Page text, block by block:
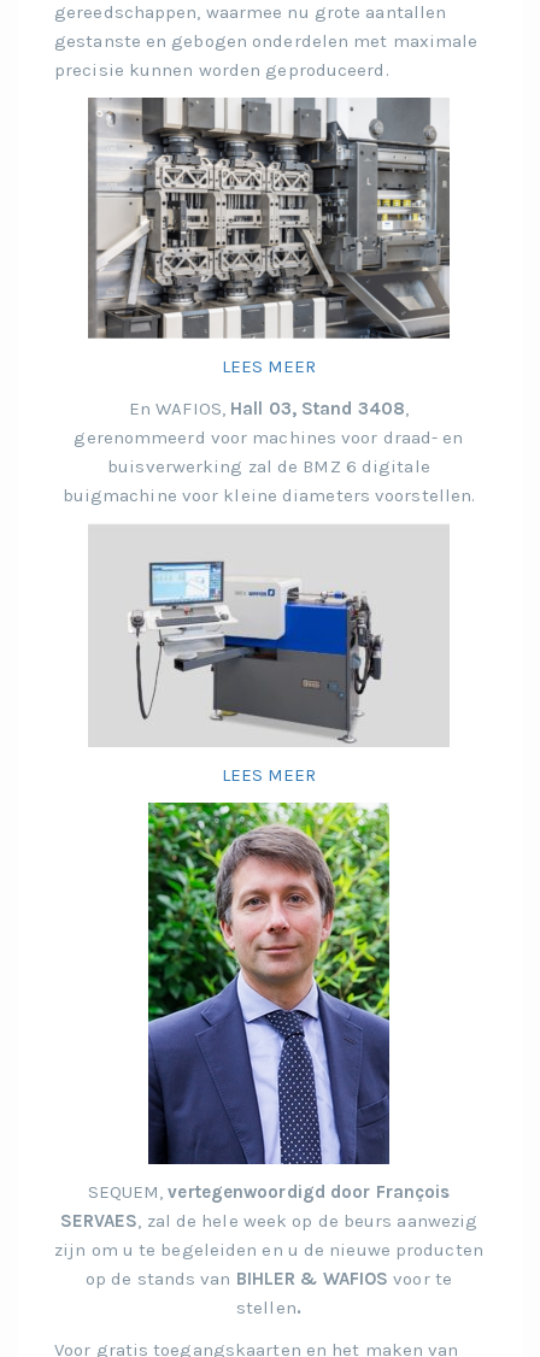
gereedschappen, waarmee nu grote aantallen
gestanste en gebogen onderdelen met maximale
precisie kunnen worden geproduceerd.
LEES MEER
En WAFIOS, Hall 03, Stand 3408,
gerenommeerd voor machines voor draad- en
buisverwerking zal de BMZ 6 digitale
buigmachine voor kleine diameters voorstellen.
LEES MEER
SEQUEM,vertegenwoordigd door François
SERVAES, zal de hele week op de beurs aanwezig
zijn om u te begeleiden en u de nieuwe producten
op de stands van BIHLER & WAFIOS voor te
stellen.
Voor gratis toegangskaarten en het maken van